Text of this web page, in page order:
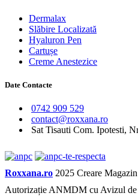
Dermalax
Slăbire Localizată
Hyaluron Pen
Cartușe
Creme Anestezice
Date Contacte
0742 909 529
contact@roxxana.ro
Sat Tisauti Com. Ipotesti,
Roxxana.ro 2025 Creare
Autorizație ANMDM cu Avizul